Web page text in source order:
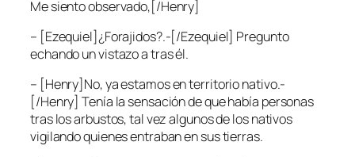
Me siento observado,[/Henry]
– [Ezequiel]¿Forajidos?.-[/Ezequiel] Pregunto
echando un vistazo a tras él.
– [Henry]No, ya estamos en territorio nativo.-
[/Henry] Tenía la sensación de que había personas
tras los arbustos, tal vez algunos de los nativos
vigilando quienes entraban en sus tierras.